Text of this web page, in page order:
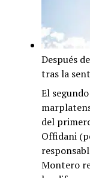
Después
tras la
El
del
Offidani
Montero